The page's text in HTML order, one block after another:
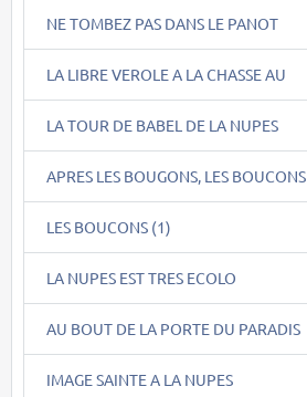
NE TOMBEZ PAS DANS LE PANOT
LA LIBRE VEROLE A LA CHASSE AU
LA TOUR DE BABEL DE LA NUPES
APRES LES BOUGONS, LES BOUCONS
LES BOUCONS (1)
LA NUPES EST TRES ECOLO
AU BOUT DE LA PORTE DU PARADIS
IMAGE SAINTE A LA NUPES